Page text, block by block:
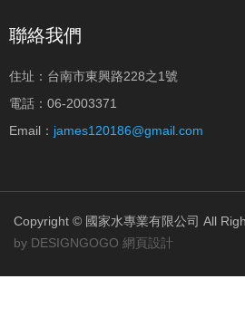
聯絡我們
住址：台南市東興路228之1號
電話：06-2003371
Email： james120186@gmail.com
Copyright © 國家水專業有限公司 All
by DESIGNGOGO 網頁設計